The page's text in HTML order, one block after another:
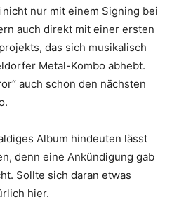
nicht nur mit einem Signing bei
auch direkt mit einer ersten
das sich musikalisch
Metal-Kombo abhebt.
auch schon den nächsten
Album hindeuten lässt
denn eine Ankündigung gab
Sollte sich daran etwas
hier.